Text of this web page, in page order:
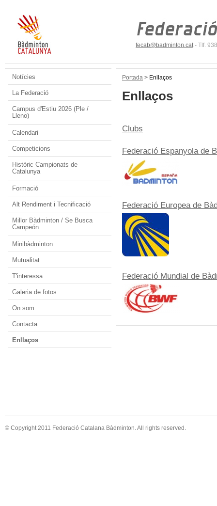
fecab@badminton.cat- Tlf.
Notícies
La Federació
Campus d'Estiu 2026 (Ple /
Lleno)
Calendari
Competicions
Històric Campionats de
Catalunya
Formació
Alt Rendiment i Tecnificació
Millor Bàdminton / Se Busca
Campeón
Minibàdminton
Mutualitat
T'interessa
Galeria de fotos
On som
Contacta
Enllaços
Portada > Enllaços
Enllaços
Clubs
Federació Espanyola de
Federació Europea de
Federació Mundial de
© Copyright 2011 Federació Catalana Bàdminton. All rights reserved.